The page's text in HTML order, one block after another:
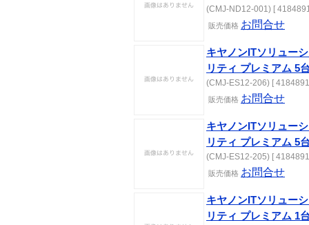
(CMJ-ND12-001) [
販売価格 お問合せ
キヤノンITソリュー
リティ プレミアム 5
(CMJ-ES12-206) [
販売価格 お問合せ
キヤノンITソリュー
リティ プレミアム 5
(CMJ-ES12-205) [
販売価格 お問合せ
キヤノンITソリュー
リティ プレミアム 1